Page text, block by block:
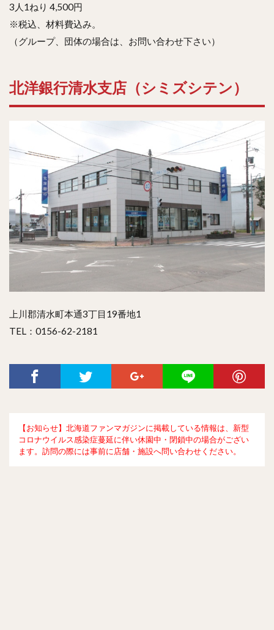
3人1ねり 4,500円
※税込、材料費込み。
（グループ、団体の場合は、お問い合わせ下さい）
北洋銀行清水支店（シミズシテン）
上川郡清水町本通3丁目19番地1
TEL：0156-62-2181
【お知らせ】北海道ファンマガジンに掲載している情報は、新型
コロナウイルス感染症蔓延に伴い休園中・閉鎖中の場合がござい
ます。訪問の際には事前に店舗・施設へ問い合わせください。